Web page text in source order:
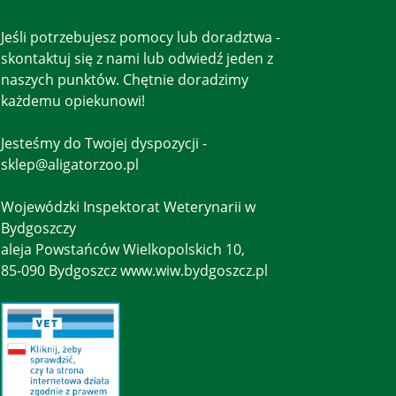
Jeśli potrzebujesz pomocy lub doradztwa -
skontaktuj się z nami lub odwiedź jeden z
naszych punktów. Chętnie doradzimy
każdemu opiekunowi!
Jesteśmy do Twojej dyspozycji -
sklep@aligatorzoo.pl
Wojewódzki Inspektorat Weterynarii w
Bydgoszczy
aleja Powstańców Wielkopolskich 10,
85-090 Bydgoszcz www.wiw.bydgoszcz.pl